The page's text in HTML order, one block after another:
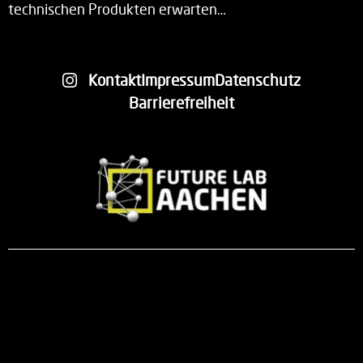
technischen Produkten erwarten…
KontaktImpressumDatenschutz
Barrierefreiheit